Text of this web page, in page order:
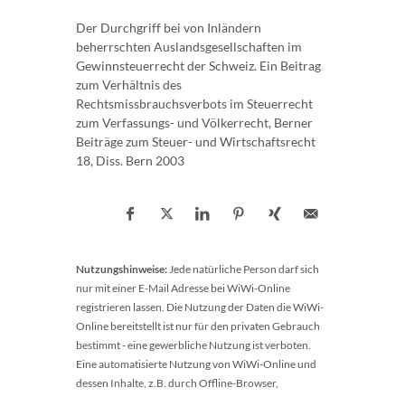
Der Durchgriff bei von Inländern
beherrschten Auslandsgesellschaften im
Gewinnsteuerrecht der Schweiz. Ein Beitrag
zum Verhältnis des
Rechtsmissbrauchsverbots im Steuerrecht
zum Verfassungs- und Völkerrecht, Berner
Beiträge zum Steuer- und Wirtschaftsrecht
18, Diss. Bern 2003
Nutzungshinweise:Jede natürliche Person darf sich
nur mit einer E-Mail Adresse bei WiWi-Online
registrieren lassen. Die Nutzung der Daten die WiWi-
Online bereitstellt ist nur für den privaten Gebrauch
bestimmt - eine gewerbliche Nutzung ist verboten.
Eine automatisierte Nutzung von WiWi-Online und
dessen Inhalte, z.B. durch Offline-Browser,